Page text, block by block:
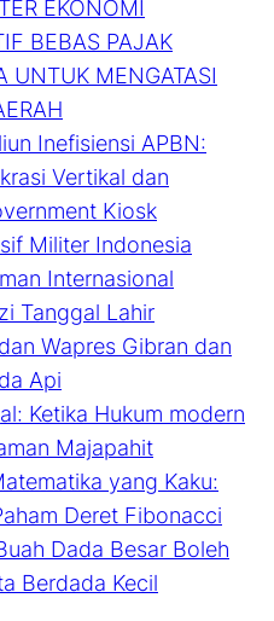
EKONOMI
BEBAS PAJAK
UNTUK MENGATASI
Inefisiensi APBN:
Vertikal dan
Kiosk
Militer Indonesia
Internasional
Tanggal Lahir
Wapres Gibran dan
Api
Ketika Hukum modern
Majapahit
yang Kaku:
Deret Fibonacci
Dada Besar Boleh
Berdada Kecil